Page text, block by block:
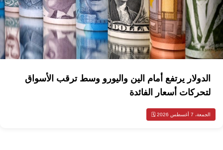
الدولار يرتفع أمام الين واليورو وسط ترقب الأسواق
لتحركات أسعار الفائدة
الجمعة، 7 أغسطس 2026 🗓️